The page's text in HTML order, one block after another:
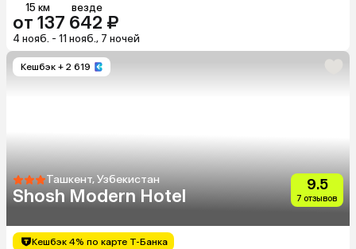
15 км везде
от 137 642 ₽
4 нояб. - 11 нояб., 7 ночей
Кешбэк + 2 619
Ташкент, Узбекистан
Shosh Modern Hotel
9.5
7 отзывов
Кешбэк 4% по карте Т-Банка